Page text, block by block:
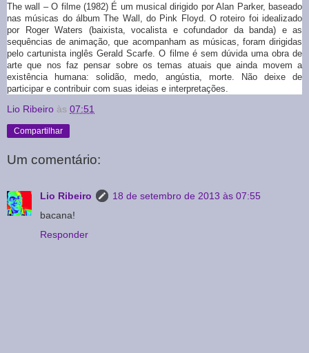
The wall – O filme (1982) É um musical dirigido por Alan Parker, baseado
nas músicas do álbum The Wall, do Pink Floyd. O roteiro foi idealizado
por Roger Waters (baixista, vocalista e cofundador da banda) e as
sequências de animação, que acompanham as músicas, foram dirigidas
pelo cartunista inglês Gerald Scarfe.
O filme é sem dúvida uma obra de
arte que nos faz pensar sobre os temas atuais que ainda movem a
existência humana: solidão, medo, angústia, morte. Não deixe de
participar e contribuir com suas ideias e interpretações.
Lio Ribeiro às 07:51
Compartilhar
Um comentário:
Lio Ribeiro
18 de setembro de 2013 às 07:55
bacana!
Responder